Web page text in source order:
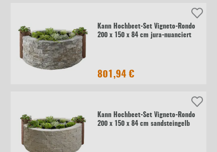
Kann Hochbeet-Set Vigneto-Rondo
200 x 150 x 84 cm jura-nuanciert
801,94 €
Kann Hochbeet-Set Vigneto-Rondo
200 x 150 x 84 cm sandsteingelb